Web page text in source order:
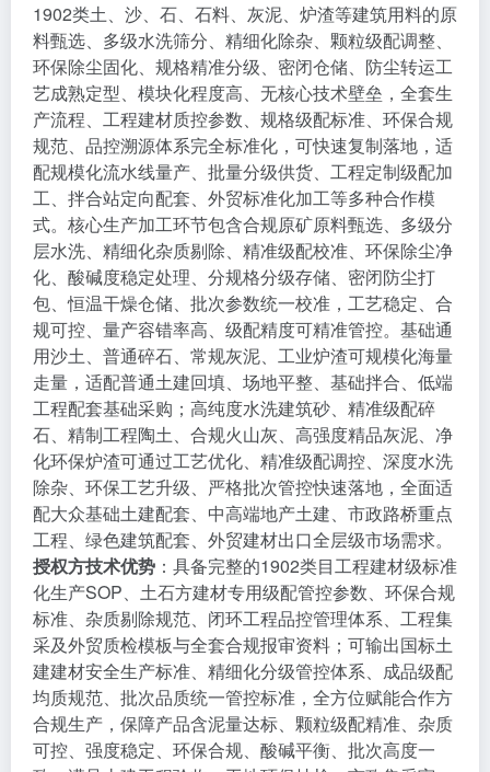
1902类土、沙、石、石料、灰泥、炉渣等建筑用料的原
料甄选、多级水洗筛分、精细化除杂、颗粒级配调整、
环保除尘固化、规格精准分级、密闭仓储、防尘转运工
艺成熟定型、模块化程度高、无核心技术壁垒，全套生
产流程、工程建材质控参数、规格级配标准、环保合规
规范、品控溯源体系完全标准化，可快速复制落地，适
配规模化流水线量产、批量分级供货、工程定制级配加
工、拌合站定向配套、外贸标准化加工等多种合作模
式。核心生产加工环节包含合规原矿原料甄选、多级分
层水洗、精细化杂质剔除、精准级配校准、环保除尘净
化、酸碱度稳定处理、分规格分级存储、密闭防尘打
包、恒温干燥仓储、批次参数统一校准，工艺稳定、合
规可控、量产容错率高、级配精度可精准管控。基础通
用沙土、普通碎石、常规灰泥、工业炉渣可规模化海量
走量，适配普通土建回填、场地平整、基础拌合、低端
工程配套基础采购；高纯度水洗建筑砂、精准级配碎
石、精制工程陶土、合规火山灰、高强度精品灰泥、净
化环保炉渣可通过工艺优化、精准级配调控、深度水洗
除杂、环保工艺升级、严格批次管控快速落地，全面适
配大众基础土建配套、中高端地产土建、市政路桥重点
工程、绿色建筑配套、外贸建材出口全层级市场需求。
授权方技术优势 ：具备完整的1902类目工程建材级标准
化生产SOP、土石方建材专用级配管控参数、环保合规
标准、杂质剔除规范、闭环工程品控管理体系、工程集
采及外贸质检模板与全套合规报审资料；可输出国标土
建建材安全生产标准、精细化分级管控体系、成品级配
均质规范、批次品质统一管控标准，全方位赋能合作方
合规生产，保障产品含泥量达标、颗粒级配精准、杂质
可控、强度稳定、环保合规、酸碱平衡、批次高度一